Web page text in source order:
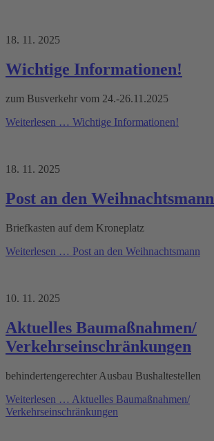
18. 11. 2025
Wichtige Informationen!
zum Busverkehr vom 24.-26.11.2025
Weiterlesen … Wichtige Informationen!
18. 11. 2025
Post an den Weihnachtsmann
Briefkasten auf dem Kroneplatz
Weiterlesen … Post an den Weihnachtsmann
10. 11. 2025
Aktuelles Baumaßnahmen/
Verkehrseinschränkungen
behindertengerechter Ausbau Bushaltestellen
Weiterlesen … Aktuelles Baumaßnahmen/
Verkehrseinschränkungen